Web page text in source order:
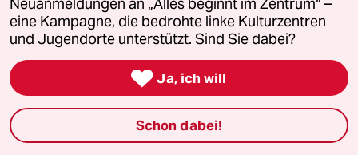
Hybrider Krieg
Jemen
Ceuta
Neuanmeldungen an „Alles beginnt im Zentrum“ –
eine Kampagne, die bedrohte linke Kulturzentren
und Jugendorte unterstützt. Sind Sie dabei?
 Ja, ich will
Schon dabei!